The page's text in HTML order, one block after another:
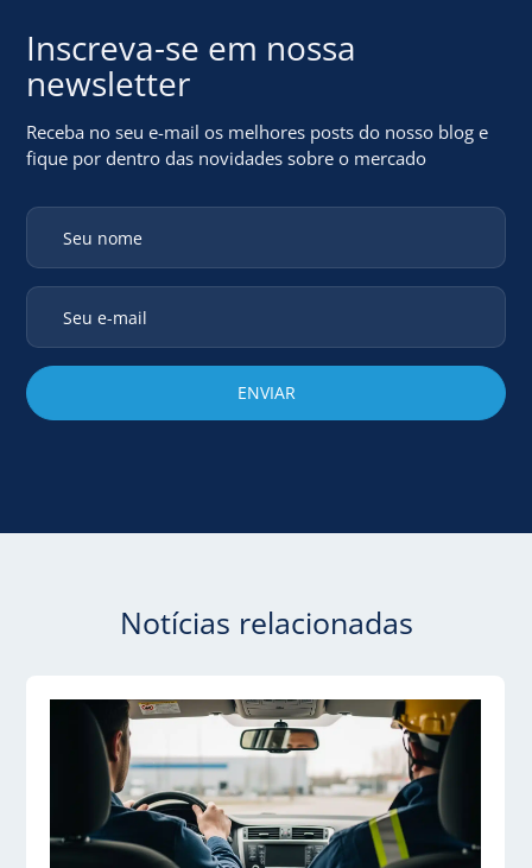
Inscreva-se em nossa
newsletter
Receba no seu e-mail os melhores posts do nosso blog e
fique por dentro das novidades sobre o mercado
Notícias relacionadas